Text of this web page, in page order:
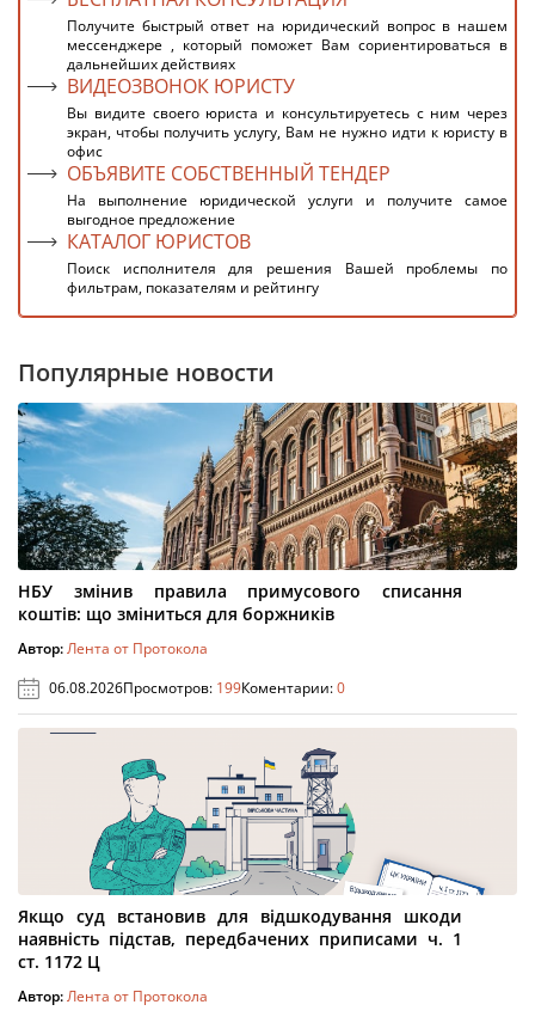
Получите быстрый ответ на юридический вопрос в нашем
мессенджере , который поможет Вам сориентироваться в
дальнейших действиях
ВИДЕОЗВОНОК ЮРИСТУ
Вы видите своего юриста и консультируетесь с ним через
экран, чтобы получить услугу, Вам не нужно идти к юристу в
офис
ОБЪЯВИТЕ СОБСТВЕННЫЙ ТЕНДЕР
На выполнение юридической услуги и получите самое
выгодное предложение
КАТАЛОГ ЮРИСТОВ
Поиск исполнителя для решения Вашей проблемы по
фильтрам, показателям и рейтингу
Популярные новости
НБУ змінив правила примусового списання
коштів: що зміниться для боржників
Автор:Лента от Протокола
06.08.2026Просмотров: 199Коментарии:0
Якщо суд встановив для відшкодування шкоди
наявність підстав, передбачених приписами ч. 1
ст. 1172 Ц
Автор:Лента от Протокола